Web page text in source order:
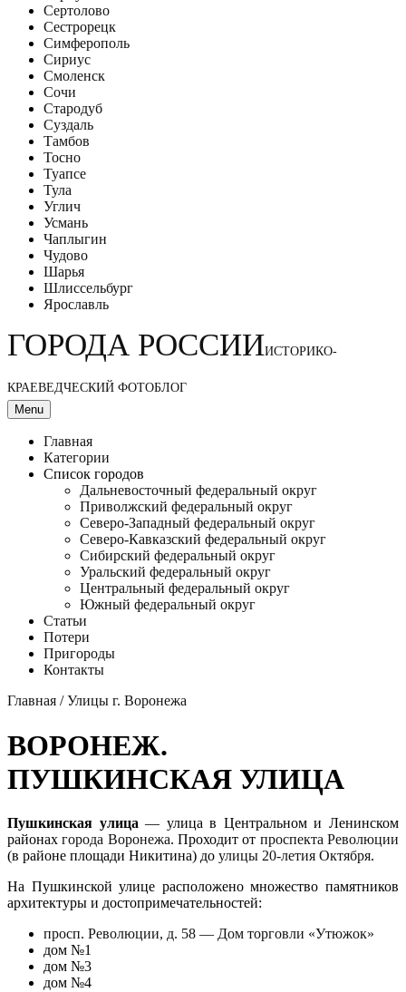
Сертолово
Сестрорецк
Симферополь
Сириус
Смоленск
Сочи
Стародуб
Суздаль
Тамбов
Тосно
Туапсе
Тула
Углич
Усмань
Чаплыгин
Чудово
Шарья
Шлиссельбург
Ярославль
ГОРОДА РОССИИИСТОРИКО-
КРАЕВЕДЧЕСКИЙ ФОТОБЛОГ
Menu
Главная
Категории
Список городов
Дальневосточный федеральный округ
Приволжский федеральный округ
Северо-Западный федеральный округ
Северо-Кавказский федеральный округ
Сибирский федеральный округ
Уральский федеральный округ
Центральный федеральный округ
Южный федеральный округ
Статьи
Потери
Пригороды
Контакты
Главная /Улицы г. Воронежа
ВОРОНЕЖ.
ПУШКИНСКАЯ УЛИЦА
Пушкинская улица — улица в Центральном и Ленинском
районахгорода Воронежа. Проходит от проспекта Революции
(в районе площади Никитина) до улицы 20-летия Октября.
На Пушкинской улице расположено множество памятников
архитектуры и достопримечательностей:
просп. Революции, д. 58 — Дом торговли «Утюжок»
дом №1
дом №3
дом №4